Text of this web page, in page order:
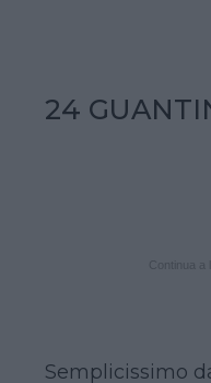
24
Semplicissimo